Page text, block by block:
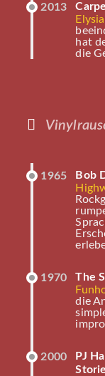
1965
Bob
1970
The
die
2000
PJ
2013
hat
die